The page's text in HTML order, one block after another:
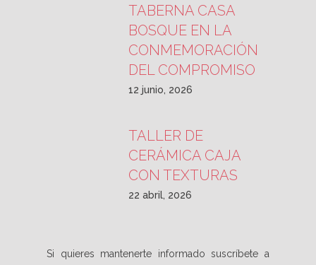
TABERNA CASA
BOSQUE EN LA
CONMEMORACIÓN
DEL COMPROMISO
12 junio, 2026
TALLER DE
CERÁMICA CAJA
CON TEXTURAS
22 abril, 2026
Si quieres mantenerte informado suscríbete a